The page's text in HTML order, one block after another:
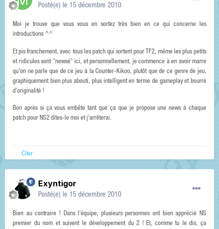
Posté(e) le 15 décembre 2010
Moi je trouve que vous vous en sortez très bien en ce qui concerne les
introductions ^^
Et pis franchement, avec tous les patch qui sortent pour TF2, même les plus petits
et ridicules sont "newsé" ici, et personnellement, je commence à en avoir marre
qu'on ne parle que de ce jeu à la Counter-Kikoo, plutôt que de ce genre de jeu,
graphiquement bien plus abouti, plus intelligent en terme de gameplay et bourré
d'originalité !
Bon après si ça vous embête tant que ça que je propose une news à chaque
patch pour NS2 dites-le moi et j'arrêterai.
Citer
Exyntigor
Posté(e) le 15 décembre 2010
Bien au contraire ! Dans l'équipe, plusieurs personnes ont bien apprécié NS
premier du nom et suivent le développement du 2 ! Et, comme tu le dis, ça